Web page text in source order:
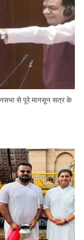
से पूरे मानसून सत्र के